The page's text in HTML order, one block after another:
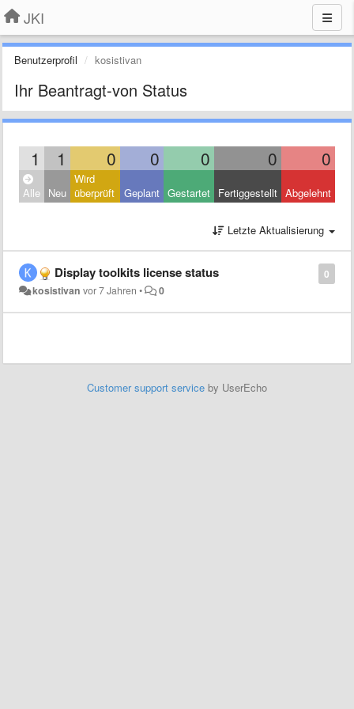
JKI
Benutzerprofil kosistivan
Ihr Beantragt-von Status
1 1 0 0 0 0 0
Alle Neu
Wird
überprüft
Geplant Gestartet Fertiggestellt Abgelehnt
Letzte Aktualisierung
0
Display toolkits license status
kosistivan vor 7 Jahren • 0
Customer support service by UserEcho